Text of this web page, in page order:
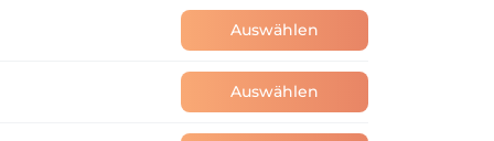
Auswählen
Auswählen